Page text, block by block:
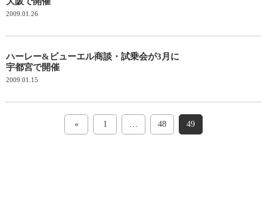
2009.01.26
ハーレー&ビューエル商談・試乗会が3月に
宇都宮で開催
2009.01.15
« 1 … 48 49